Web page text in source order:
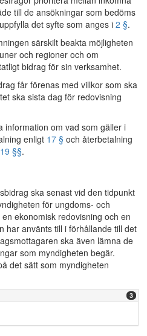
till de ansökningar som bedöms
det syfte som anges i 2 §.
särskilt beakta möjligheten
och regioner och om
bidrag för sin verksamhet.
får förenas med villkor som ska
ska sista dag för redovisning
information om vad som gäller i
enligt 17 § och återbetalning
19 §§.
ska senast vid den tidpunkt
för ungdoms- och
ekonomisk redovisning och en
har använts till i förhållande till det
ska även lämna de
som myndigheten begär.
det sätt som myndigheten
3